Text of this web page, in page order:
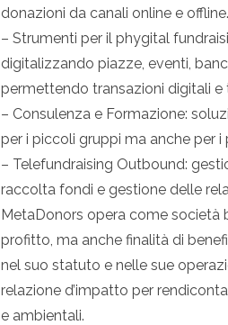
donazioni da canali online e offline.
– Strumenti per il phygital
digitalizzando piazze, eventi,
permettendo transazioni digitali
– Consulenza e Formazione:
per i piccoli gruppi ma anche per i
– Telefundraising Outbound:
raccolta fondi e gestione delle
MetaDonors opera come società
profitto, ma anche finalità di
nel suo statuto e nelle sue
relazione d’impatto per
e ambientali.